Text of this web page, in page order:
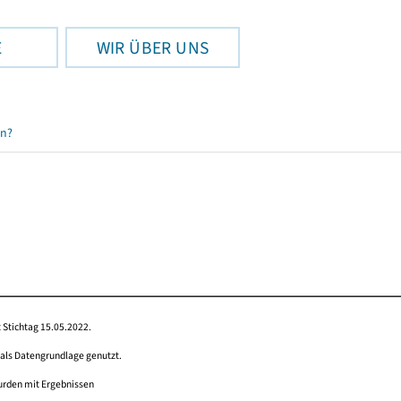
WIR ÜBER UNS
15.05.2022.
Datengrundlage genutzt.
mit Ergebnissen